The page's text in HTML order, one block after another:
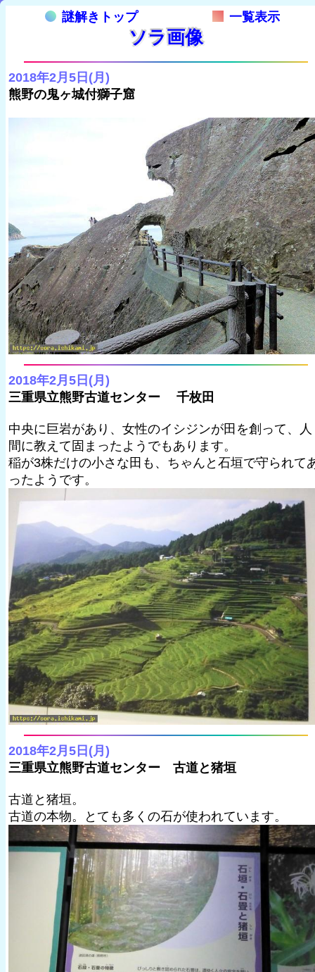
謎解きトップ 一覧表示
ソラ画像
2018年2月5日(月)
熊野の鬼ヶ城付獅子窟
2018年2月5日(月)
三重県立熊野古道センター 千枚田
中央に巨岩があり、女性のイシジンが田を創って、人
間に教えて固まったようでもあります。
稲が3株だけの小さな田も、ちゃんと石垣で守られて
ったようです。
2018年2月5日(月)
三重県立熊野古道センター 古道と猪垣
古道と猪垣。
古道の本物。とても多くの石が使われています。